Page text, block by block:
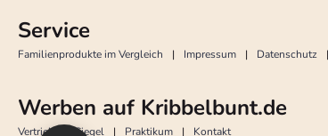
Service
Familienprodukte im Vergleich Impressum Datenschutz
Werben auf Kribbelbunt.de
Vertrieb Siegel Praktikum Kontakt